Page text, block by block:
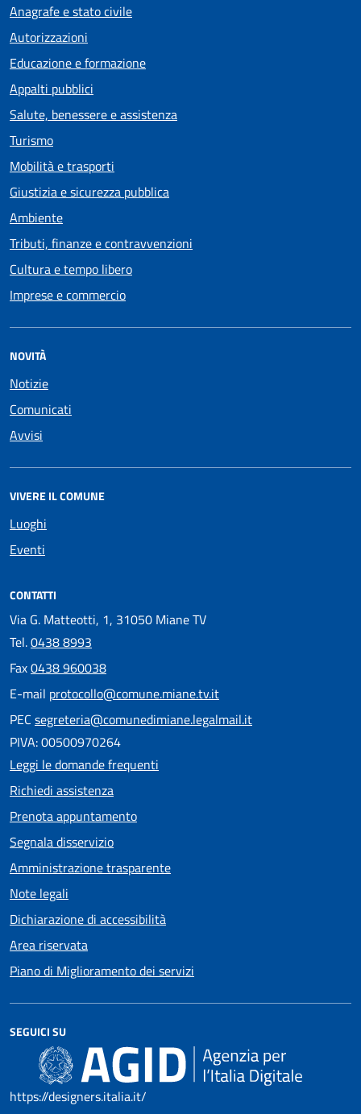
Anagrafe e stato civile
Autorizzazioni
Educazione e formazione
Appalti pubblici
Salute, benessere e assistenza
Turismo
Mobilità e trasporti
Giustizia e sicurezza pubblica
Ambiente
Tributi, finanze e contravvenzioni
Cultura e tempo libero
Imprese e commercio
NOVITÀ
Notizie
Comunicati
Avvisi
VIVERE IL COMUNE
Luoghi
Eventi
CONTATTI
Via G. Matteotti, 1, 31050 Miane TV
Tel.0438 8993
Fax0438 960038
E-mail protocollo@comune.miane.tv.it
PEC segreteria@comunedimiane.legalmail.it
PIVA: 00500970264
Leggi le domande frequenti
Richiedi assistenza
Prenota appuntamento
Segnala disservizio
Amministrazione trasparente
Note legali
Dichiarazione di accessibilità
Area riservata
Piano di Miglioramento dei servizi
SEGUICI SU
https://designers.italia.it/